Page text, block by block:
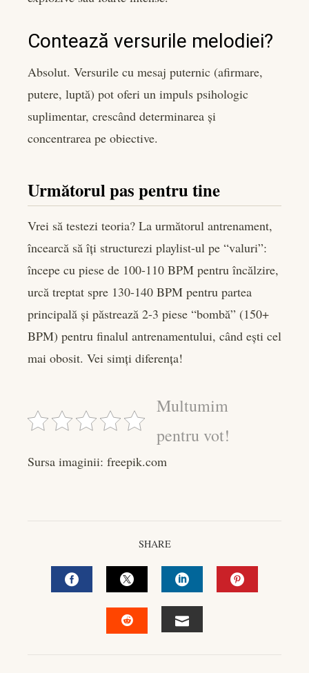
Contează versurile melodiei?
Absolut. Versurile cu mesaj puternic (afirmare,
putere, luptă) pot oferi un impuls psihologic
suplimentar, crescând determinarea și
concentrarea pe obiective.
Următorul pas pentru tine
Vrei să testezi teoria? La următorul antrenament,
încearcă să îți structurezi playlist-ul pe “valuri”:
începe cu piese de 100-110 BPM pentru încălzire,
urcă treptat spre 130-140 BPM pentru partea
principală și păstrează 2-3 piese “bombă” (150+
BPM) pentru finalul antrenamentului, când ești cel
mai obosit. Vei simți diferența!
Multumim
pentru vot!
Sursa imaginii: freepik.com
SHARE
FACEBOOKTWITTERLINKEDIN